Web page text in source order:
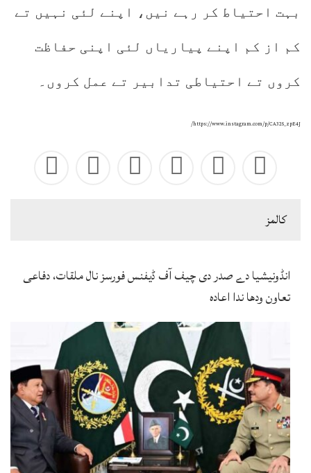
بہت احتیاط کر رہے نیں، اپنے لئی نہیں تے
کم از کم اپنے پیاریاں لئی اپنی حفاظت
کروں تے احتیاطی تدابیر تے عمل کروں۔
https://www.instagram.com/p/CA32S_zpE4J/
كالمز
انڈونیشیا دے صدر دی چیف آف ڈیفنس فورسز نال ملقات، دفاعی
تعاون ودھا ندا اعادہ